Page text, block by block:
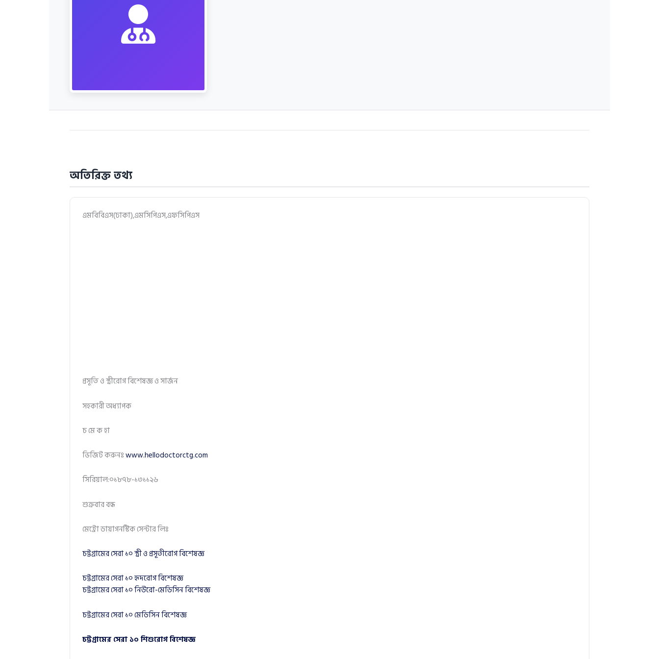
অতিরিক্ত তথ্য
এমবিবিএস(ঢাকা),এমসিপিএস,এফসিপিএস
প্রসূতি ও স্ত্রীরোগ বিশেষজ্ঞ ও সার্জন
সহকারী অধ্যাপক
চ মে ক হা
ভিজিট করুনঃwww.hellodoctorctg.com
সিরিয়াল:০১৮৭৮-১৩১১২৬
শুক্রবার বন্ধ
মেট্রো ডায়াগনস্টিক সেন্টার লিঃ
চট্টগ্রামের সেরা ১০ স্ত্রী ও প্রসূতীরোগ বিশেষজ্ঞ
চট্টগ্রামের সেরা ১০ হৃদরোগ বিশেষজ্ঞ
চট্টগ্রামের সেরা ১০ নিউরো-মেডিসিন বিশেষজ্ঞ
চট্টগ্রামের সেরা ১০ মেডিসিন বিশেষজ্ঞ
চট্টগ্রামের সেরা ১০ শিশুরোগ বিশেষজ্ঞ